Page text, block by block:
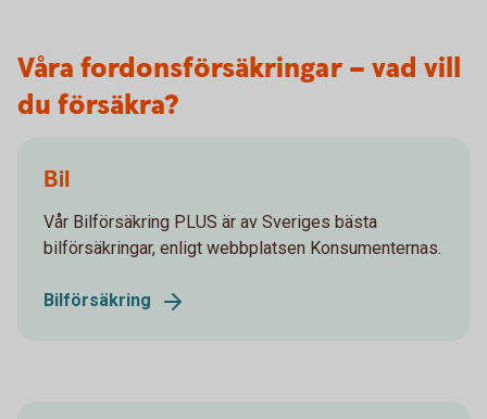
Våra fordonsförsäkringar – vad vill
du försäkra?
Bil
Vår Bilförsäkring PLUS är av Sveriges bästa
bilförsäkringar, enligt webbplatsen Konsumenternas.
Bilförsäkring